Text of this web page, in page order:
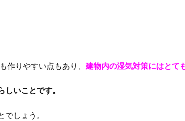
作りやすい点もあり、 建物内の湿気対策にはとて
いことです。
しょう。